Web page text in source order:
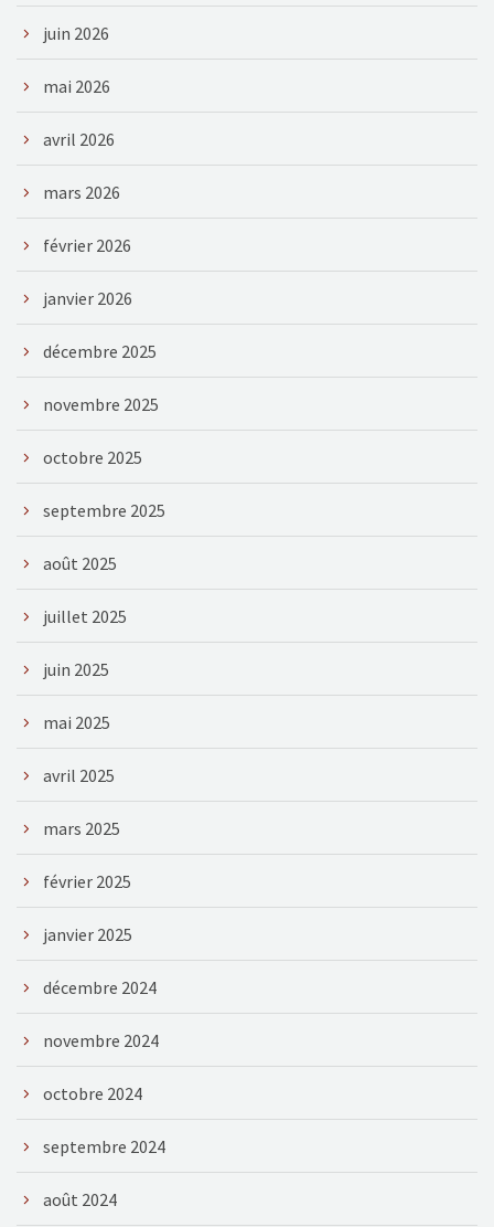
juin 2026
mai 2026
avril 2026
mars 2026
février 2026
janvier 2026
décembre 2025
novembre 2025
octobre 2025
septembre 2025
août 2025
juillet 2025
juin 2025
mai 2025
avril 2025
mars 2025
février 2025
janvier 2025
décembre 2024
novembre 2024
octobre 2024
septembre 2024
août 2024